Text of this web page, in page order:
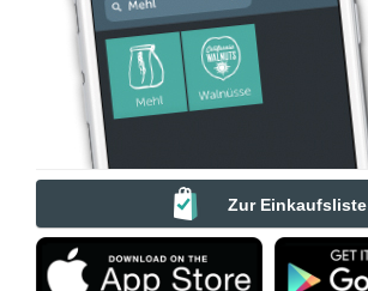
Zur Einkaufsliste